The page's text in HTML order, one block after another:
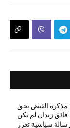
مذكرة القبض بحق
زيدان لم تكن
رسالة سياسية تعزز